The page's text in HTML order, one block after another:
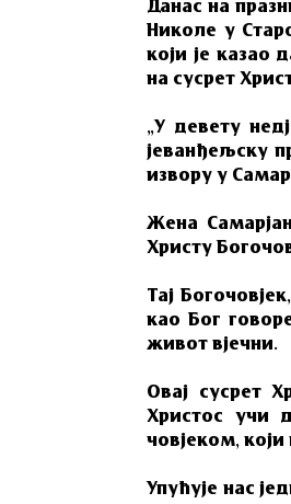
Данас на
Николе у
који је казао
на сусрет
„У девету
јеванђељску
извору у
Жена
Христу
Тај
као Бог
живот вјечни.
Овај сусрет
Христос учи
човјеком,
Упућује нас